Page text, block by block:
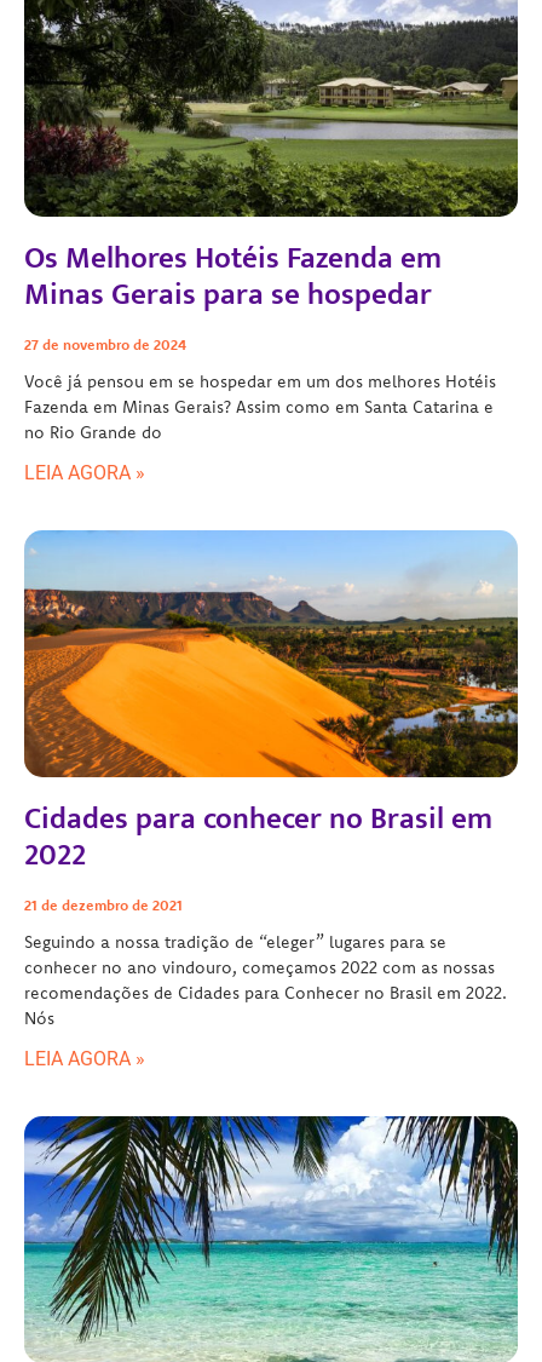
Os Melhores Hotéis Fazenda em
Minas Gerais para se hospedar
27 de novembro de 2024
Você já pensou em se hospedar em um dos melhores Hotéis
Fazenda em Minas Gerais? Assim como em Santa Catarina e
no Rio Grande do
LEIA AGORA »
Cidades para conhecer no Brasil em
2022
21 de dezembro de 2021
Seguindo a nossa tradição de “eleger” lugares para se
conhecer no ano vindouro, começamos 2022 com as nossas
recomendações de Cidades para Conhecer no Brasil em 2022.
Nós
LEIA AGORA »